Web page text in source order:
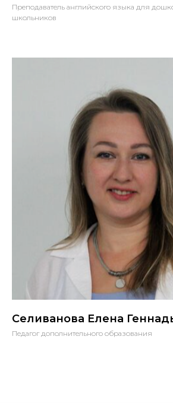
Преподаватель английского языка для
школьников
Селиванова Елена
Педагог дополнительного образования